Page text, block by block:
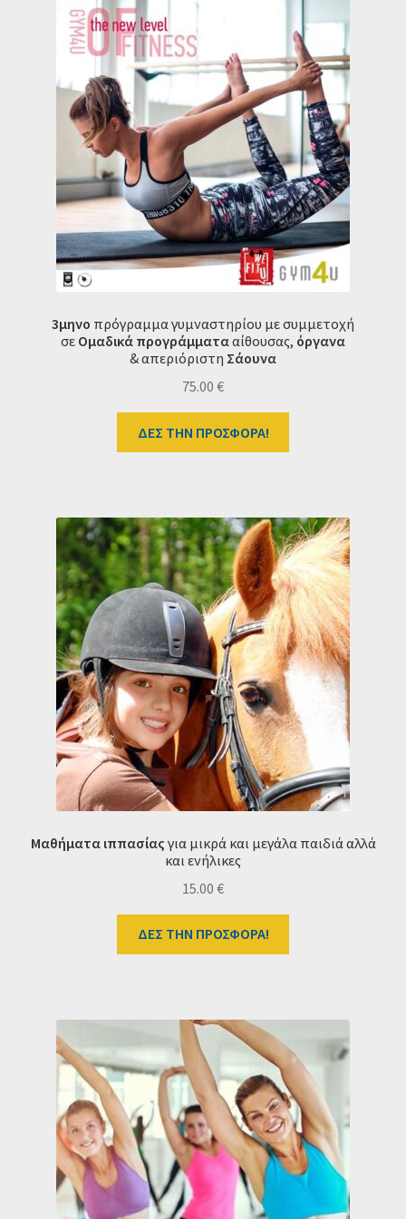
3μηνο πρόγραμμα γυμναστηρίου με συμμετοχή
σε Ομαδικά προγράμματααίθουσας, όργανα
&απεριόριστη Σάουνα
75.00 €
ΔΕΣ ΤΗΝ ΠΡΟΣΦΟΡΑ!
Μαθήματα ιππασίας για μικρά και μεγάλα παιδιά αλλά
και ενήλικες
15.00 €
ΔΕΣ ΤΗΝ ΠΡΟΣΦΟΡΑ!